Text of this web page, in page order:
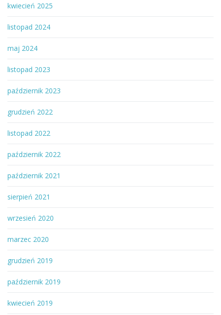
kwiecień 2025
listopad 2024
maj 2024
listopad 2023
październik 2023
grudzień 2022
listopad 2022
październik 2022
październik 2021
sierpień 2021
wrzesień 2020
marzec 2020
grudzień 2019
październik 2019
kwiecień 2019